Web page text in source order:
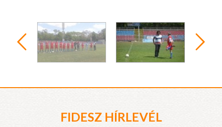
FIDESZ HÍRLEVÉL